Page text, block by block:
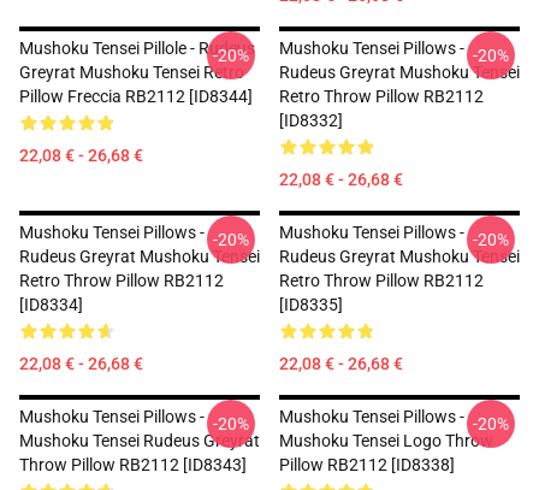
Mushoku Tensei Pillole - Rudeus
Greyrat Mushoku Tensei Retro
Pillow Freccia RB2112 [ID8344]
22,08 € - 26,68 €
-20%
Mushoku Tensei Pillows -
Rudeus Greyrat Mushoku Tensei
Retro Throw Pillow RB2112
[ID8332]
22,08 € - 26,68 €
-20%
Mushoku Tensei Pillows -
Rudeus Greyrat Mushoku Tensei
Retro Throw Pillow RB2112
[ID8334]
22,08 € - 26,68 €
-20%
Mushoku Tensei Pillows -
Rudeus Greyrat Mushoku Tensei
Retro Throw Pillow RB2112
[ID8335]
22,08 € - 26,68 €
-20%
Mushoku Tensei Pillows -
Mushoku Tensei Rudeus Greyrat
Throw Pillow RB2112 [ID8343]
-20%
Mushoku Tensei Pillows -
Mushoku Tensei Logo Throw
Pillow RB2112 [ID8338]
-20%